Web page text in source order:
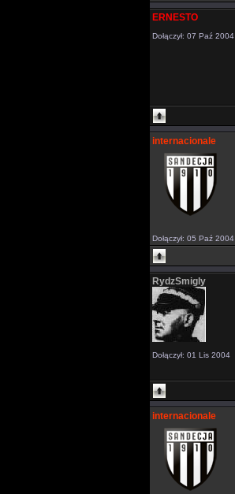
ERNESTO
Dołączył: 07 Paź 2004
internacionale
Dołączył: 05 Paź 2004
RydzSmigly
Dołączył: 01 Lis 2004
internacionale